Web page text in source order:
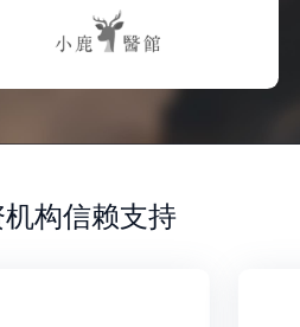
构信赖支持